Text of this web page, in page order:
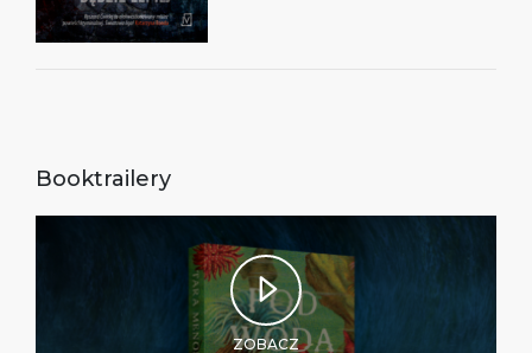
Booktrailery
ZOBACZ